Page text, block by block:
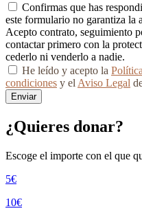
Confirmas que has
este formulario no garantiza la
Acepto contrato, seguimiento
contactar primero con la
cederlo ni venderlo a nadie.
He leído y acepto la
condiciones y el Aviso Legal
Enviar
¿Quieres donar?
Escoge el importe con el que
5€
10€